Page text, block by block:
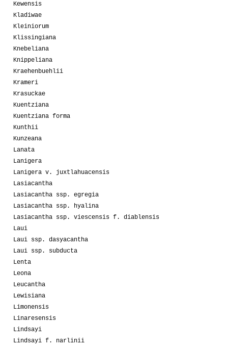
Kewensis
Kladiwae
Kleiniorum
Klissingiana
Knebeliana
Knippeliana
Kraehenbuehlii
Krameri
Krasuckae
Kuentziana
Kuentziana forma
Kunthii
Kunzeana
Lanata
Lanigera
Lanigera v. juxtlahuacensis
Lasiacantha
Lasiacantha ssp. egregia
Lasiacantha ssp. hyalina
Lasiacantha ssp. viescensis f. diablensis
Laui
Laui ssp. dasyacantha
Laui ssp. subducta
Lenta
Leona
Leucantha
Lewisiana
Limonensis
Linaresensis
Lindsayi
Lindsayi f. narlinii